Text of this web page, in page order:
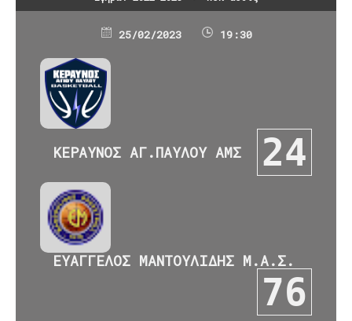
25/02/2023 19:30
ΚΕΡΑΥΝΟΣ ΑΓ.ΠΑΥΛΟΥ ΑΜΣ 24
ΕΥΑΓΓΕΛΟΣ ΜΑΝΤΟΥΛΙΔΗΣ Μ.Α.Σ.
76